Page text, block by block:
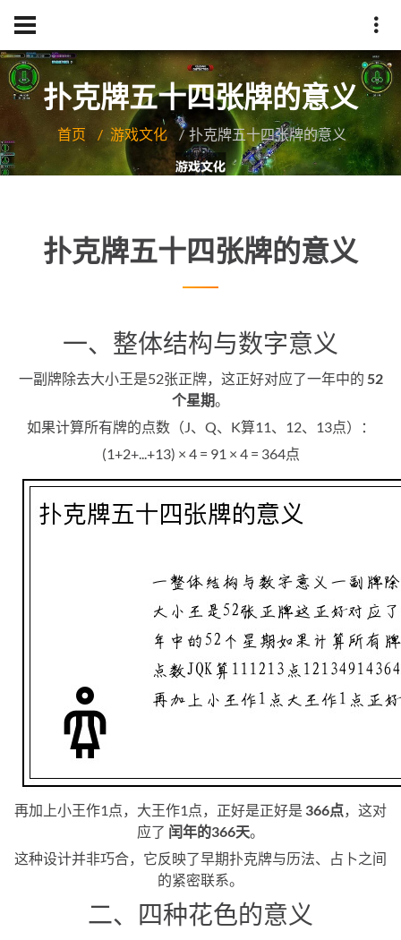
扑克牌五十四张牌的意义
首页 游戏文化 扑克牌五十四张牌的意义
扑克牌五十四张牌的意义
一、整体结构与数字意义
一副牌除去大小王是52张正牌，这正好对应了一年中的 52
个星期。
如果计算所有牌的点数（J、Q、K算11、12、13点）：
(1+2+...+13) × 4 = 91 × 4 = 364点
再加上小王作1点，大王作1点，正好是正好是 366点，这对
应了 闰年的366天。
这种设计并非巧合，它反映了早期扑克牌与历法、占卜之间
的紧密联系。
二、四种花色的意义